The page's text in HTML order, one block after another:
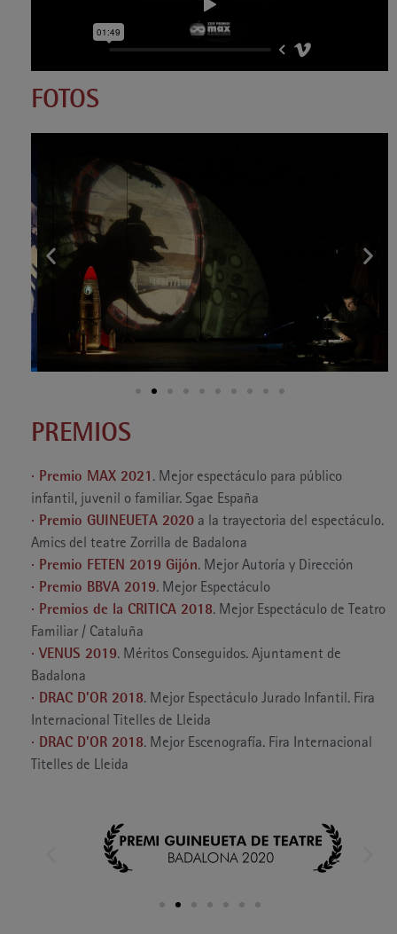
FOTOS
PREMIOS
· Premio MAX 2021 . Mejor espectáculo para público
infantil, juvenil o familiar. Sgae España
· Premio GUINEUETA 2020 a la trayectoria del espectáculo.
Amics del teatre Zorrilla de Badalona
· Premio FETEN 2019 Gijón. Mejor Autoría y Dirección
· Premio BBVA 2019. Mejor Espectáculo
· Premios de la CRITICA 2018. Mejor Espectáculo de Teatro
Familiar / Cataluña
· VENUS 2019. Méritos Conseguidos. Ajuntament de
Badalona
· DRAC D’OR 2018. Mejor Espectáculo Jurado Infantil. Fira
Internacional Titelles de Lleida
· DRAC D’OR 2018. Mejor Escenografía. Fira Internacional
Titelles de Lleida